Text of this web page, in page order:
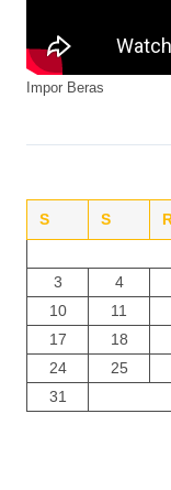
Impor Beras
S
S
3
4
10
11
17
18
24
25
31